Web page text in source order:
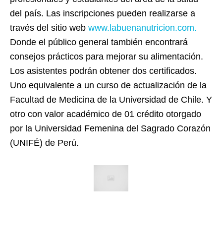
del país. Las inscripciones pueden realizarse a
través del sitio web www.labuenanutricion.com.
Donde el público general también encontrará
consejos prácticos para mejorar su alimentación.
Los asistentes podrán obtener dos certificados.
Uno equivalente a un curso de actualización de la
Facultad de Medicina de la Universidad de Chile. Y
otro con valor académico de 01 crédito otorgado
por la Universidad Femenina del Sagrado Corazón
(UNIFÉ) de Perú.